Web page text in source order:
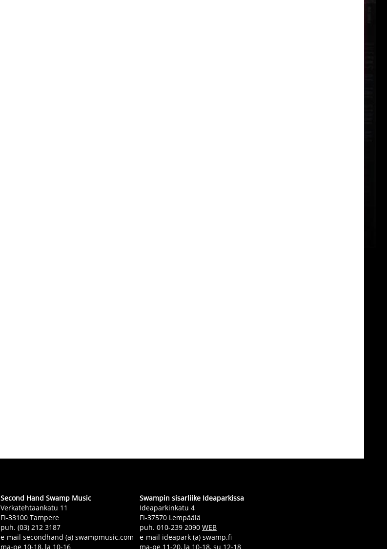
Second Hand Swamp Music
Verkatehtaankatu 11
FI-33100 Tampere
puh. (03) 212 3187
e-mail secondhand (a) swampmusic.com
ma-pe 10-18, la 10-16
Swampin sisarliike Ideaparkissa
Ideaparkinkatu 4
FI-37570 Lempäälä
puh. 010-239 2090 WEB
e-mail ideapark (a) swamp.fi
ma-pe 11-20, la 10-18, su 12-18